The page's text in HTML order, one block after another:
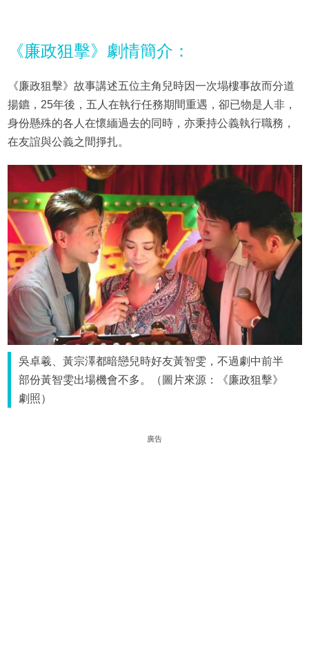
《廉政狙擊》劇情簡介：
《廉政狙擊》故事講述五位主角兒時因一次塌樓事故而分道
揚鑣，25年後，五人在執行任務期間重遇，卻已物是人非，
身份懸殊的各人在懷緬過去的同時，亦秉持公義執行職務，
在友誼與公義之間掙扎。
吳卓羲、黃宗澤都暗戀兒時好友黃智雯，不過劇中前半
部份黃智雯出場機會不多。（圖片來源：《廉政狙擊》
劇照）
廣告